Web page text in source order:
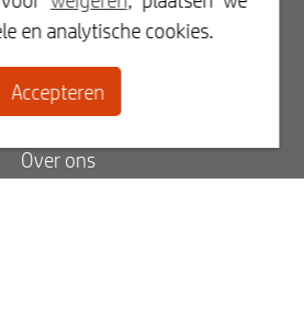
Contact
Over ons
en analytische cookies.
Accepteren